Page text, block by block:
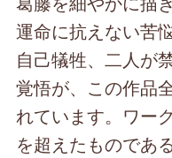
運命に抗えない苦
自己犠牲、二人が
覚悟が、この作品
れています。ワー
を超えたものであ